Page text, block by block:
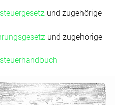
und zugehörige
und zugehörige